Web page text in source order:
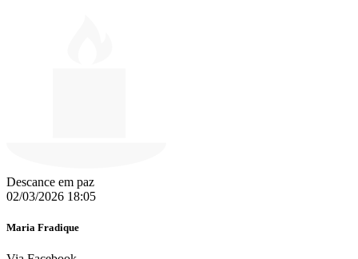
Descance em paz
02/03/2026 18:05
Maria Fradique